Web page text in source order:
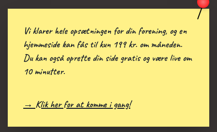
Vi klarer hele opsætningen for din forening, og en
hjemmeside kan fås til kun 199 kr. om måneden.
Du kan også oprette din side gratis og være live om
10 minutter.
→ Klik her for at komme i gang!